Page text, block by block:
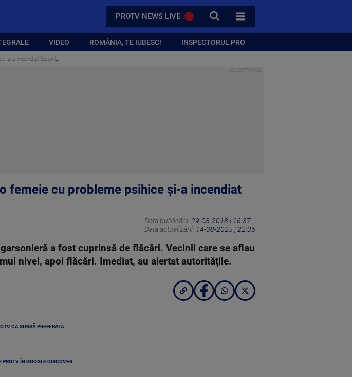
PROTV NEWS LIVE CAUTA
TOATE CATEGORIILE
VIDEO ROMÂNIA, TE IUBESC! INSPECTORUL PRO
și-a incendiat locuința
femeie cu probleme psihice și-a incendiat
Data publicării: 29-03-2018 | 16:37
Data actualizării: 14-08-2025 | 22:36
a fost cuprinsă de flăcări. Vecinii care se aflau
nivel, apoi flăcări. Imediat, au alertat autorităţile.
CA SURSĂ PREFERATĂ
PROTV ÎN GOOGLE DISCOVER